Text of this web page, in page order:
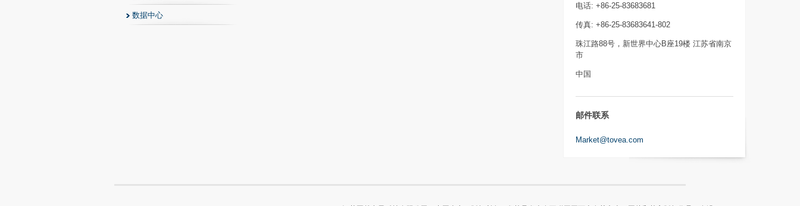
数据中心
电话: +86-25-83683681
传真: +86-25-83683641-802
珠江路88号，新世界中心B座19楼 江苏省南京
市
中国
邮件联系
Market@tovea.com